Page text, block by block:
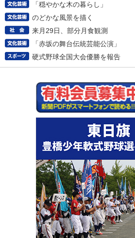
「穏やかな木の暮らし」
のどかな風景を描く
来月29日、部分月食観測
「赤坂の舞台伝統芸能公演」
硬式野球全国大会優勝を報告